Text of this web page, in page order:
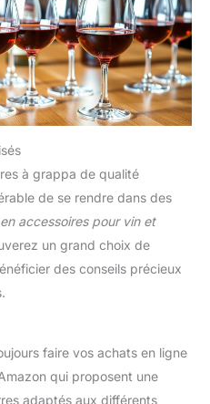
à grappa de qualité
de se rendre dans des
accessoires pour vin et
un grand choix de
des conseils précieux
faire vos achats en ligne
qui proposent une
adaptés aux différents